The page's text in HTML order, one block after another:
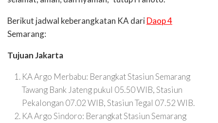
Berikut jadwal keberangkatan KA dariDaop 4
Semarang:
Tujuan Jakarta
KA Argo Merbabu: Berangkat Stasiun Semarang
Tawang Bank Jateng pukul 05.50 WIB, Stasiun
Pekalongan 07.02 WIB, Stasiun Tegal 07.52 WIB.
KA Argo Sindoro: Berangkat Stasiun Semarang